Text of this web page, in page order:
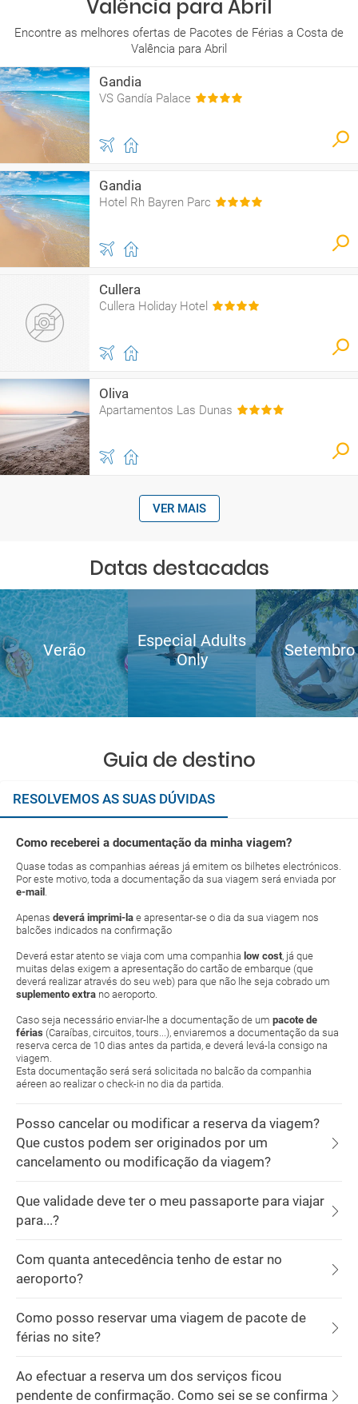
Valência para Abril
Encontre as melhores ofertas de Pacotes de Férias a Costa de
Valência para Abril
Gandia
VS Gandía Palace
Gandia
Hotel Rh Bayren Parc
Cullera
Cullera Holiday Hotel
Oliva
Apartamentos Las Dunas
VER MAIS
Datas destacadas
Verão
Especial Adults
Only
Setembro
Guia de destino
RESOLVEMOS AS SUAS DÚVIDAS
Como receberei a documentação da minha viagem?
Quase todas as companhias aéreas já emitem os bilhetes electrónicos.
Por este motivo, toda a documentação da sua viagem será enviada por
e-mail .
Apenas deverá imprimi-la e apresentar-se o dia da sua viagem nos
balcões indicados na confirmação
Deverá estar atento se viaja com uma companhia low cost, já que
muitas delas exigem a apresentação do cartão de embarque (que
deverá realizar através do seu web) para que não lhe seja cobrado um
suplemento extra no aeroporto.
Caso seja necessário enviar-lhe a documentação de um pacote de
férias (Caraíbas, circuitos, tours...), enviaremos a documentação da sua
reserva cerca de 10 dias antes da partida, e deverá levá-la consigo na
viagem.
Esta documentação será será solicitada no balcão da companhia
aéreen ao realizar o check-in no dia da partida.
Posso cancelar ou modificar a reserva da viagem?
Que custos podem ser originados por um
cancelamento ou modificação da viagem?
Que validade deve ter o meu passaporte para viajar
para...?
Com quanta antecedência tenho de estar no
aeroporto?
Como posso reservar uma viagem de pacote de
férias no site?
Ao efectuar a reserva um dos serviços ficou
pendente de confirmação. Como sei se se confirma